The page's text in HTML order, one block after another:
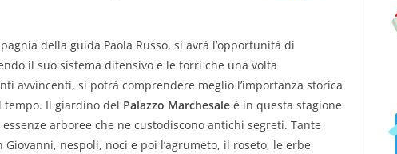
della guida Paola Russo, si avrà l’opportunità di
il suo sistema difensivo e le torri che una volta
avvincenti, si potrà comprendere meglio l’importanza storica
Il giardino del Palazzo Marchesale è in questa stagione
arboree che ne custodiscono antichi segreti. Tante
nespoli, noci e poi l’agrumeto, il roseto, le erbe